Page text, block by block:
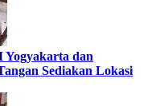
Yogyakarta dan
Sediakan Lokasi